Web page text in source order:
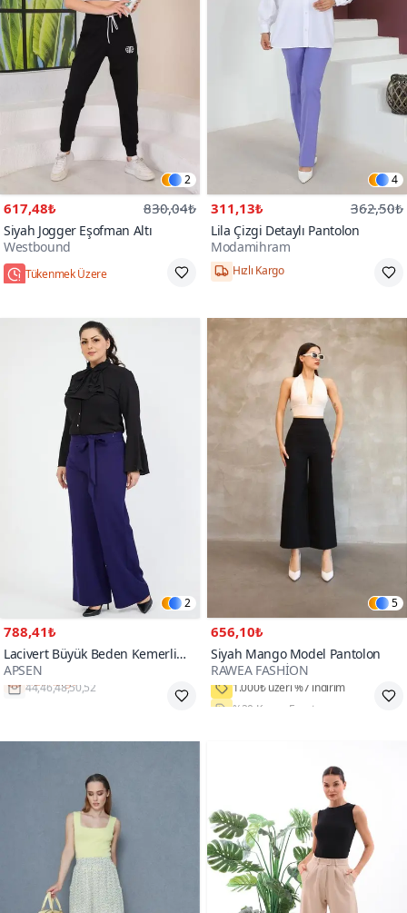
2
617,48₺ 830,04₺
Siyah Jogger Eşofman Altı
Westbound
Tükenmek Üzere
4
311,13₺ 362,50₺
Lila Çizgi Detaylı Pantolon
Modamihram
Hızlı Kargo
2
788,41₺
Lacivert Büyük Beden Kemerli
Pantolon
APSEN
Hızlı Kargo
5
656,10₺
Siyah Mango Model Pantolon
RAWEA FASHİON
%20 Kupon Fırsatı